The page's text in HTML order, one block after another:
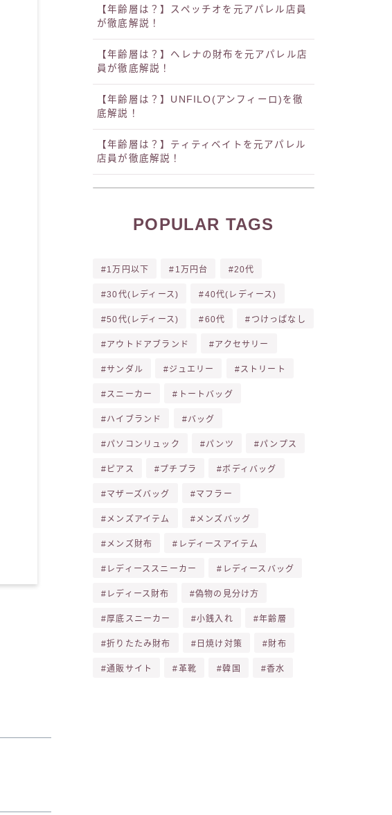
【年齢層は？】スペッチオを元アパレル店員
が徹底解説！
【年齢層は？】ヘレナの財布を元アパレル店
員が徹底解説！
【年齢層は？】UNFILO(アンフィーロ)を徹
底解説！
【年齢層は？】ティティベイトを元アパレル
店員が徹底解説！
POPULAR TAGS
1万円以下 1万円台 20代
30代(レディース) 40代(レディース)
50代(レディース) 60代 つけっぱなし
アウトドアブランド アクセサリー
サンダル ジュエリー ストリート
スニーカー トートバッグ
ハイブランド バッグ
パソコンリュック パンツ パンプス
ピアス プチプラ ボディバッグ
マザーズバッグ マフラー
メンズアイテム メンズバッグ
メンズ財布 レディースアイテム
レディーススニーカー レディースバッグ
レディース財布 偽物の見分け方
厚底スニーカー 小銭入れ 年齢層
折りたたみ財布 日焼け対策 財布
通販サイト 革靴 韓国 香水